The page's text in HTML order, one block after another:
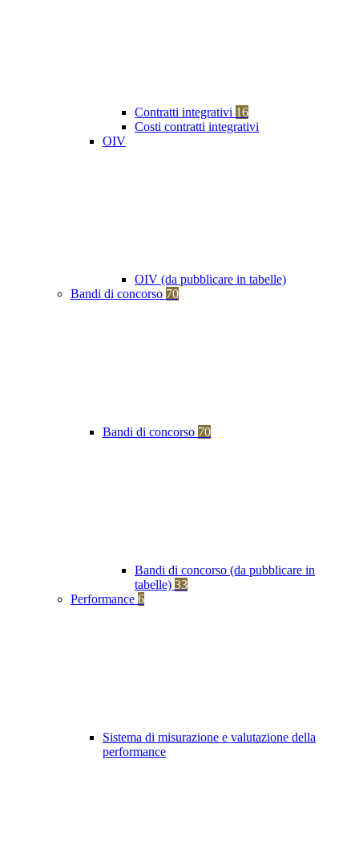
Contratti integrativi 16
Costi contratti integrativi
OIV
OIV (da pubblicare in tabelle)
Bandi di concorso 70
Bandi di concorso 70
Bandi di concorso (da pubblicare in
tabelle) 33
Performance 6
Sistema di misurazione e valutazione della
performance